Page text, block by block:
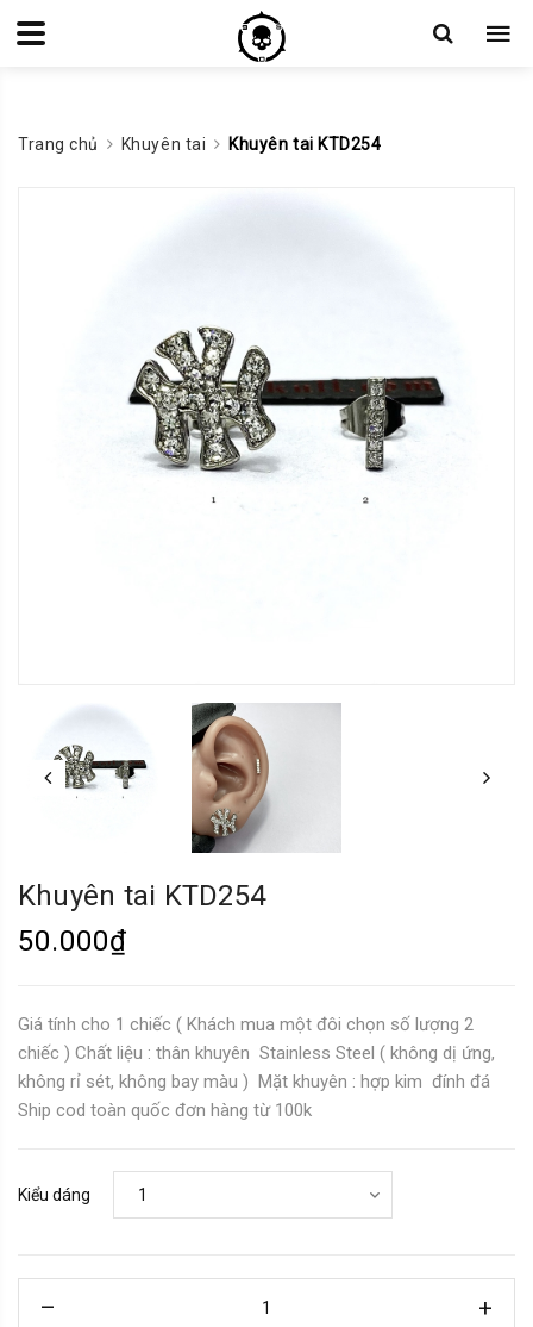
Trang chủ Khuyên tai Khuyên tai KTD254
Khuyên tai KTD254
50.000₫
Giá tính cho 1 chiếc ( Khách mua một đôi chọn số lượng 2
chiếc ) Chất liệu : thân khuyên Stainless Steel ( không dị ứng,
không rỉ sét, không bay màu ) Mặt khuyên : hợp kim đính đá
Ship cod toàn quốc đơn hàng từ 100k
Kiểu dáng